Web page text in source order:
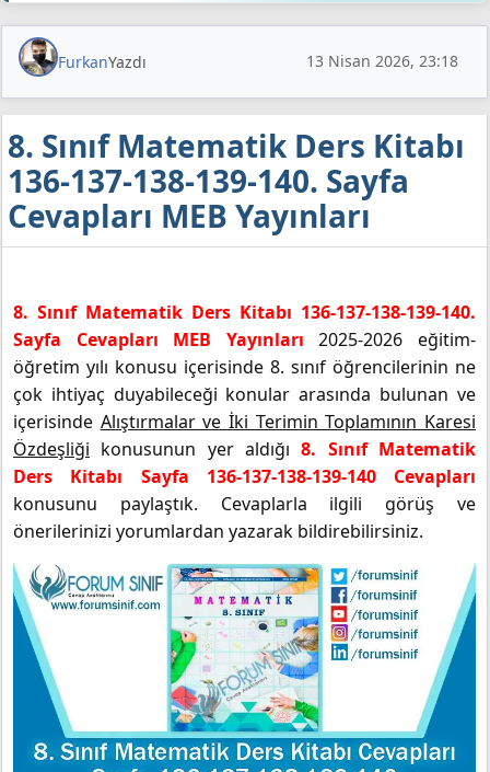
FurkanYazdı 13 Nisan 2026, 23:18
8. Sınıf Matematik Ders Kitabı
136-137-138-139-140. Sayfa
Cevapları MEB Yayınları
8. Sınıf Matematik Ders Kitabı 136-137-138-139-140.
Sayfa Cevapları MEB Yayınları 2025-2026 eğitim-
öğretim yılı konusu içerisinde 8. sınıf öğrencilerinin ne
çok ihtiyaç duyabileceği konular arasında bulunan ve
içerisinde Alıştırmalar ve İki Terimin Toplamının Karesi
Özdeşliği konusunun yer aldığı8. Sınıf Matematik
Ders Kitabı Sayfa 136-137-138-139-140 Cevapları
konusunu paylaştık. Cevaplarla ilgili görüş ve
önerilerinizi yorumlardan yazarak bildirebilirsiniz.